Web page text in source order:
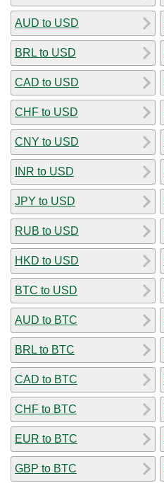
AUD to USD
BRL to USD
CAD to USD
CHF to USD
CNY to USD
INR to USD
JPY to USD
RUB to USD
HKD to USD
BTC to USD
AUD to BTC
BRL to BTC
CAD to BTC
CHF to BTC
EUR to BTC
GBP to BTC